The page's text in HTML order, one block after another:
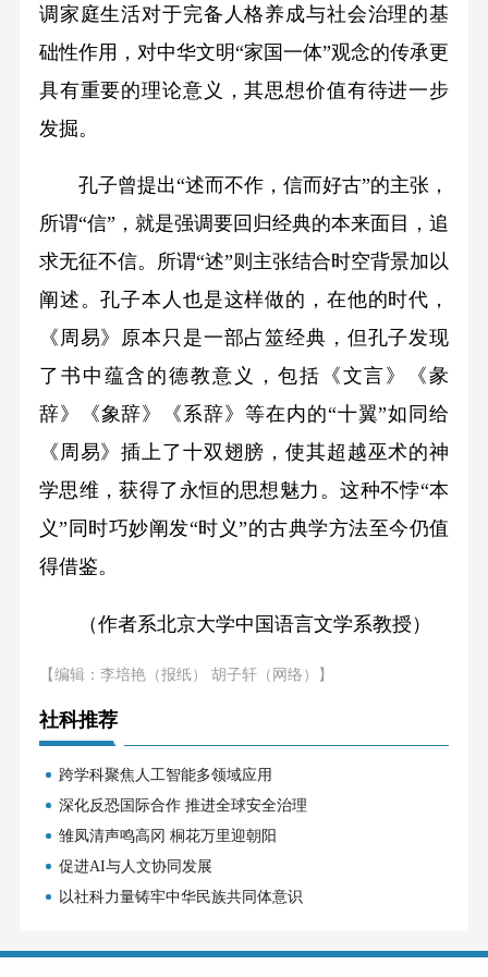
调家庭生活对于完备人格养成与社会治理的基
础性作用，对中华文明“家国一体”观念的传承更
具有重要的理论意义，其思想价值有待进一步
发掘。
孔子曾提出“述而不作，信而好古”的主张，
所谓“信”，就是强调要回归经典的本来面目，追
求无征不信。所谓“述”则主张结合时空背景加以
阐述。孔子本人也是这样做的，在他的时代，
《周易》原本只是一部占筮经典，但孔子发现
了书中蕴含的德教意义，包括《文言》《彖
辞》《象辞》《系辞》等在内的“十翼”如同给
《周易》插上了十双翅膀，使其超越巫术的神
学思维，获得了永恒的思想魅力。这种不悖“本
义”同时巧妙阐发“时义”的古典学方法至今仍值
得借鉴。
（作者系北京大学中国语言文学系教授）
【编辑：李培艳（报纸） 胡子轩（网络）】
社科推荐
跨学科聚焦人工智能多领域应用
深化反恐国际合作 推进全球安全治理
雏凤清声鸣高冈 桐花万里迎朝阳
促进AI与人文协同发展
以社科力量铸牢中华民族共同体意识